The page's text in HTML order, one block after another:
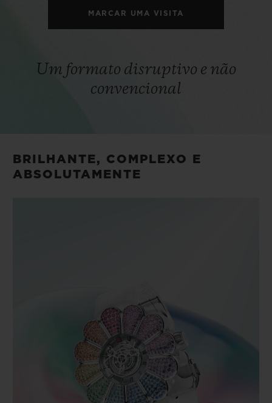
MARCAR UMA VISITA
Um formato disruptivo e não
convencional
BRILHANTE, COMPLEXO E
ABSOLUTAMENTE